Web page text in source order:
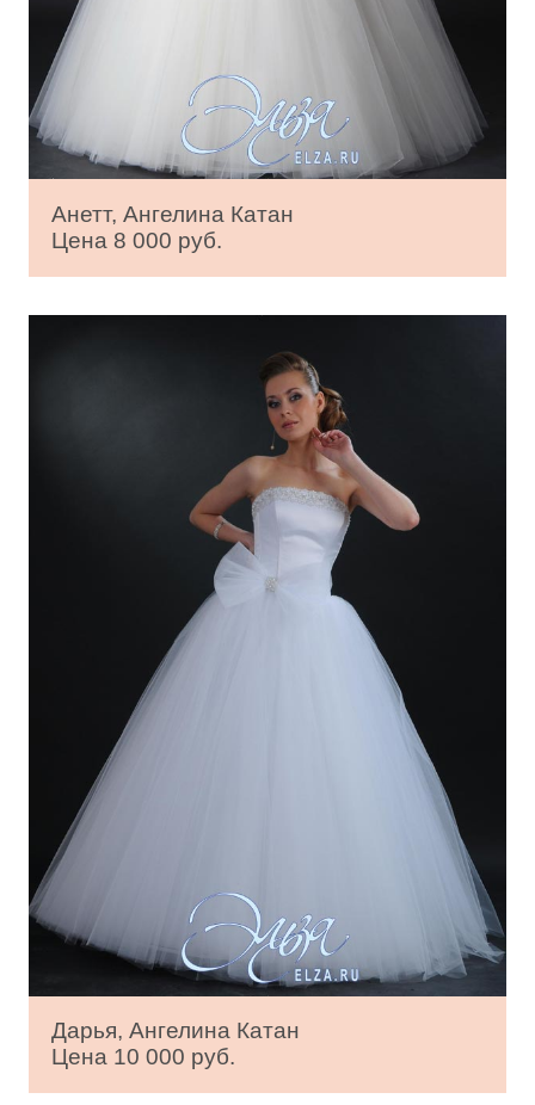
Анетт, Ангелина Катан
Цена 8 000 руб.
Дарья, Ангелина Катан
Цена 10 000 руб.